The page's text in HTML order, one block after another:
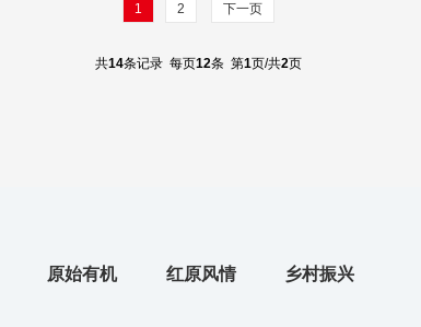
1 2 下一页
共14条记录 每页12条 第1页/共2页
原始有机 红原风情 乡村振兴